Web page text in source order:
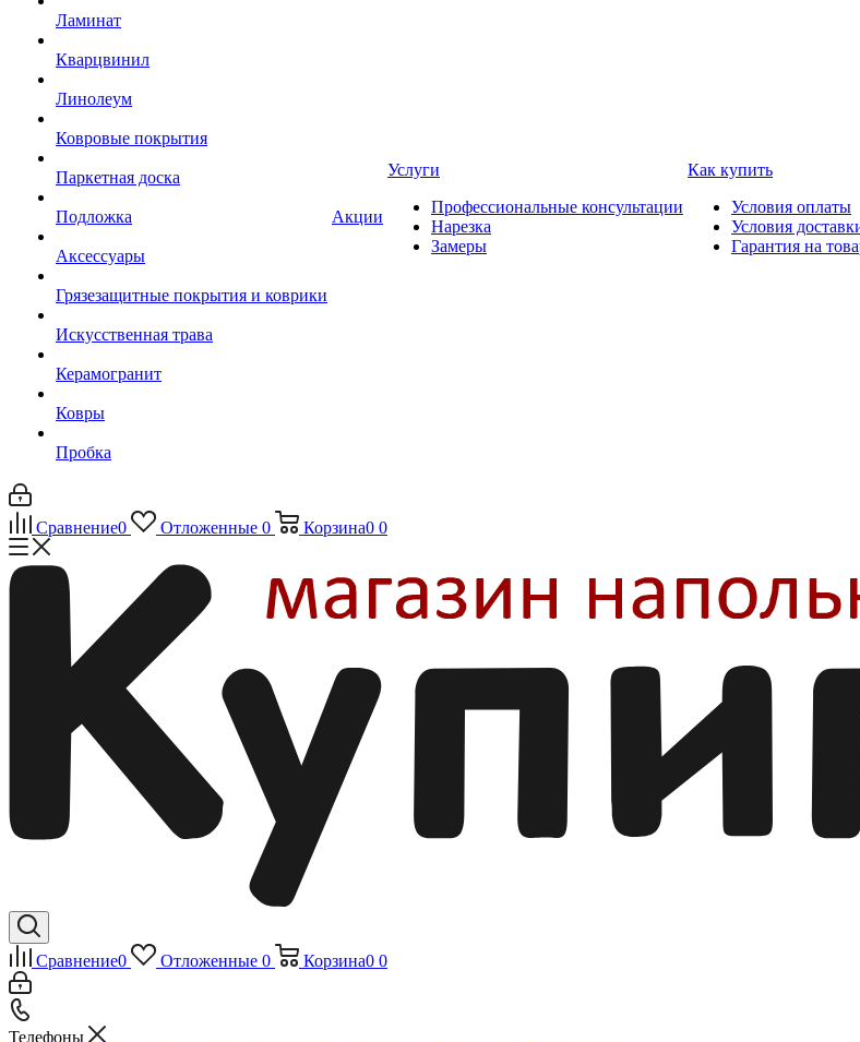
Ламинат
Кварцвинил
Линолеум
Ковровые покрытия
Паркетная доска
Подложка
Аксессуары
Грязезащитные покрытия и коврики
Искусственная трава
Керамогранит
Ковры
Пробка
Акции
Услуги
Профессиональные консультации
Нарезка
Замеры
Как купить
Условия оплаты
Условия
Гарантия на
Сравнение0 Отложенные 0 Корзина0 0
Сравнение0 Отложенные 0 Корзина0 0
Телефоны